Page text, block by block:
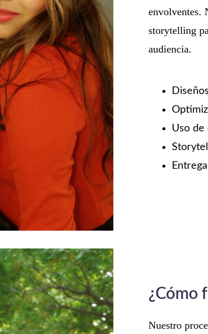
envolventes.
storytelling
audiencia.
Uso de
¿Cómo
Nuestro